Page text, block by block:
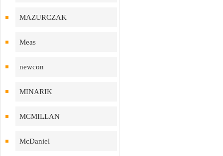
MAZURCZAK
Meas
newcon
MINARIK
MCMILLAN
McDaniel